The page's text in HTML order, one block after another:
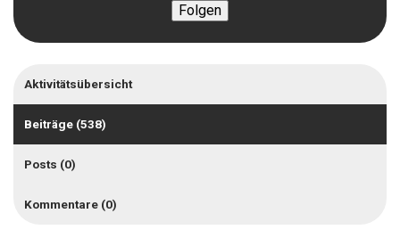
Folgen
Aktivitätsübersicht
Beiträge (538)
Posts (0)
Kommentare (0)